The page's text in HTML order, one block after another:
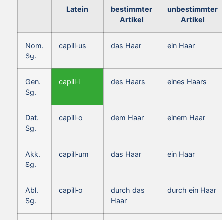
Latein
bestimmter
Artikel
unbestimmter
Artikel
Nom.
Sg.
capill‑us das Haar ein Haar
Gen.
Sg.
capill‑i des Haars eines Haars
Dat.
Sg.
capill‑o dem Haar einem Haar
Akk.
Sg.
capill‑um das Haar ein Haar
Abl.
Sg.
capill‑o
durch das
Haar
durch ein Haar